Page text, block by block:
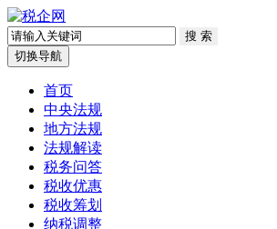
切换导航
首页
中央法规
地方法规
法规解读
税务问答
税收优惠
税收筹划
纳税调整